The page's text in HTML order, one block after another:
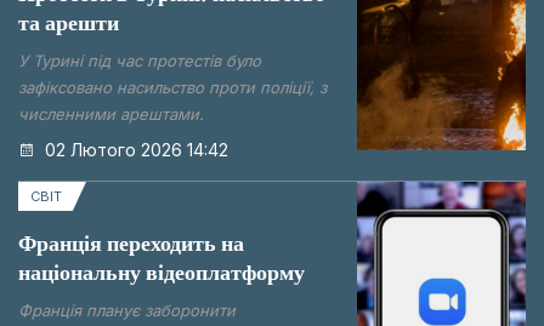
та арешти
У Турині під час протестів було
зафіксовано насильство проти поліції, з
численними арештами.
02 Лютого 2026 14:42
СВІТ
Франція переходить на
національну відеоплатформу
Франція планує заборонити